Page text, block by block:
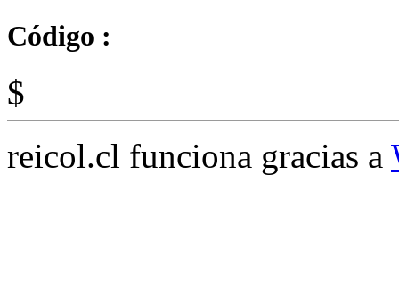
Código :
$
reicol.cl funciona gracias a